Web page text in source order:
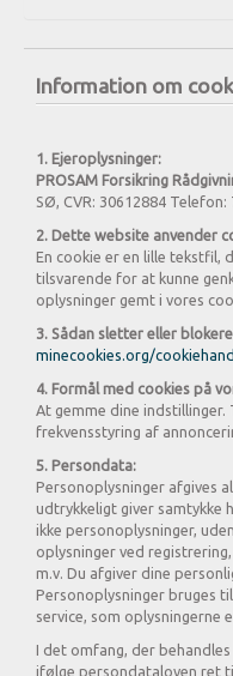
Information om
1. Ejeroplysninger:
PROSAM Forsikring
SØ, CVR: 30612884 Telefon:
2. Dette website anvender
En cookie er en lille tekstfil,
tilsvarende for at kunne
oplysninger gemt i vores
3. Sådan sletter eller
minecookies.org/
4. Formål med cookies på
At gemme dine
frekvensstyring af
5. Persondata:
Personoplysninger afgives
udtrykkeligt giver samtykke
ikke personoplysninger,
oplysninger ved
m.v. Du afgiver dine
Personoplysninger bruges
service, som oplysningerne
I det omfang, der
ifølge persondataloven ret